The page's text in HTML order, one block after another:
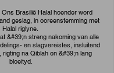
Ons Brasilië Halal hoender word
geslag, in ooreenstemming met
Halal riglyne.
&#39;n streng nakoming van alle
en slagvereistes, insluitend
na Qiblah en &#39;n lang
bloeityd.